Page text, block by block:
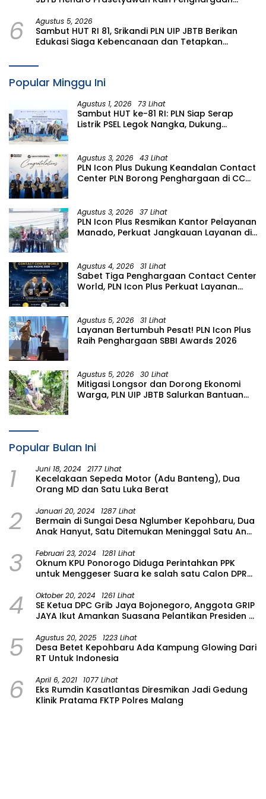
6 Agustus 5, 2026
Sambut HUT RI 81, Srikandi PLN UIP JBTB Berikan
Edukasi Siaga Kebencanaan dan Tetapkan
Kampung Aren Simacan Banyuwangi
Popular Minggu Ini
Agustus 1, 2026 73 Lihat
Sambut HUT ke-81 RI: PLN Siap Serap
Listrik PSEL Legok Nangka, Dukung
Agustus 3, 2026 43 Lihat
PLN Icon Plus Dukung Keandalan Contact
Center PLN Borong Penghargaan di CCW
Agustus 3, 2026 37 Lihat
PLN Icon Plus Resmikan Kantor Pelayanan
Manado, Perkuat Jangkauan Layanan di
Agustus 4, 2026 31 Lihat
Sabet Tiga Penghargaan Contact Center
World, PLN Icon Plus Perkuat Layanan
Agustus 5, 2026 31 Lihat
Layanan Bertumbuh Pesat! PLN Icon Plus
Raih Penghargaan SBBI Awards 2026
Agustus 5, 2026 30 Lihat
Mitigasi Longsor dan Dorong Ekonomi
Warga, PLN UIP JBTB Salurkan Bantuan
Popular Bulan Ini
1 Juni 18, 2024 2177 Lihat
Kecelakaan Sepeda Motor (Adu Banteng), Dua
Orang MD dan Satu Luka Berat
2 Januari 20, 2024 1287 Lihat
Bermain di Sungai Desa Nglumber Kepohbaru, Dua
Anak Hanyut, Satu Ditemukan Meninggal Satu Anak
3 Februari 23, 2024 1281 Lihat
Oknum KPU Ponorogo Diduga Perintahkan PPK
untuk Menggeser Suara ke salah satu Calon DPRD
4 Oktober 20, 2024 1261 Lihat
SE Ketua DPC Grib Jaya Bojonegoro, Anggota GRIP
JAYA Ikut Amankan Suasana Pelantikan Presiden di
5 Agustus 20, 2025 1223 Lihat
Desa Betet Kepohbaru Ada Kampung Glowing Dari
RT Untuk Indonesia
6 April 6, 2021 1077 Lihat
Eks Rumdin Kasatlantas Diresmikan Jadi Gedung
Klinik Pratama FKTP Polres Malang